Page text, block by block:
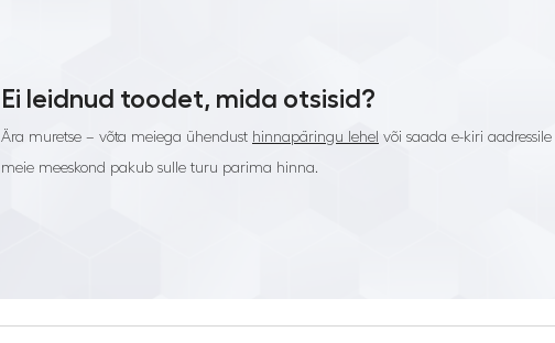
Ei leidnud toodet, mida otsisid?
Ära muretse – võta meiega ühendust hinnapäringu lehel või saada e-kiri aadressile
meie meeskond pakub sulle turu parima hinna.